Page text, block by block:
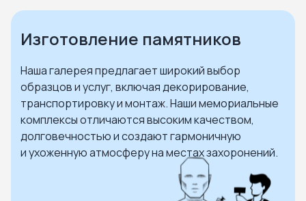
Изготовление памятников
Наша галерея предлагает широкий выбор
образцов и услуг, включая декорирование,
транспортировку и монтаж. Наши мемориальные
комплексы отличаются высоким качеством,
долговечностью и создают гармоничную
и ухоженную атмосферу на местах захоронений.